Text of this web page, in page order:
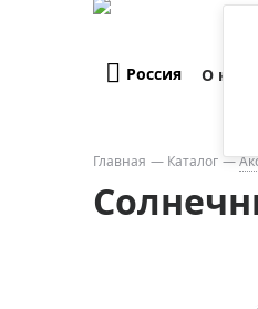
Телескопы
Бинокли
Зрительные трубы
Россия О
Главная Каталог